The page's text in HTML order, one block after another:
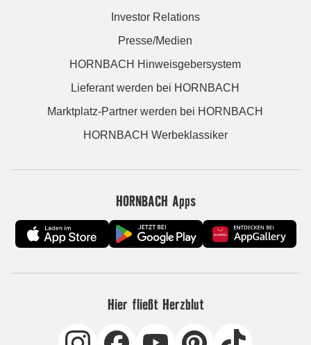
Investor Relations
Presse/Medien
HORNBACH Hinweisgebersystem
Lieferant werden bei HORNBACH
Marktplatz-Partner werden bei HORNBACH
HORNBACH Werbeklassiker
HORNBACH Apps
Hier fließt Herzblut